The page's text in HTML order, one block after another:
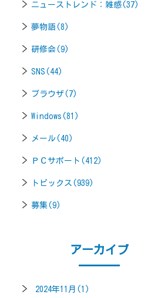
ニューストレンド：雑感(37)
夢物語(8)
研修会(9)
SNS(44)
ブラウザ(7)
Windows(81)
メール(40)
ＰＣサポート(412)
トピックス(939)
募集(9)
アーカイブ
2024年11月(1)